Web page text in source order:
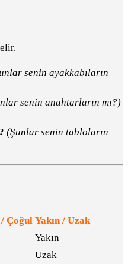
senin ayakkabıların
senin anahtarların mı?)
(Şunlar senin tabloların
Çoğul Yakın / Uzak
Yakın
Uzak